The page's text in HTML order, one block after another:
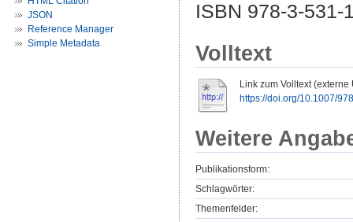
JSON
Reference Manager
Simple Metadata
ISBN 978-3-531-
Volltext
Link zum Volltext (externe
https://doi.org/10.1007/
Weitere
Publikationsform:
Schlagwörter:
Themenfelder: